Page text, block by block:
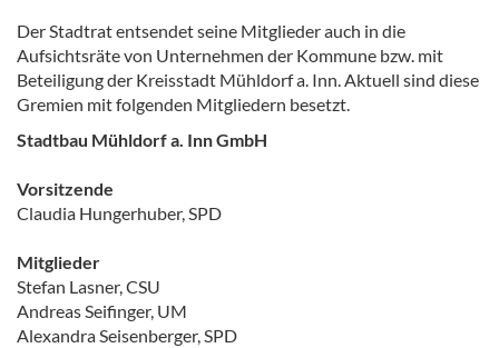
Der Stadtrat entsendet seine Mitglieder auch in die
Aufsichtsräte von Unternehmen der Kommune bzw. mit
Beteiligung der Kreisstadt Mühldorf a. Inn. Aktuell sind diese
Gremien mit folgenden Mitgliedern besetzt.
Stadtbau Mühldorf a. Inn GmbH
Vorsitzende
Claudia Hungerhuber, SPD
Mitglieder
Stefan Lasner, CSU
Andreas Seifinger, UM
Alexandra Seisenberger, SPD